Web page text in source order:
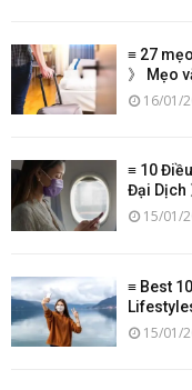
≡ 27
》 Mẹo
16/01/
≡ 10
Đại Dịch
15/01/
≡ Best
15/01/